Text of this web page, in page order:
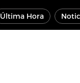
Última Hora